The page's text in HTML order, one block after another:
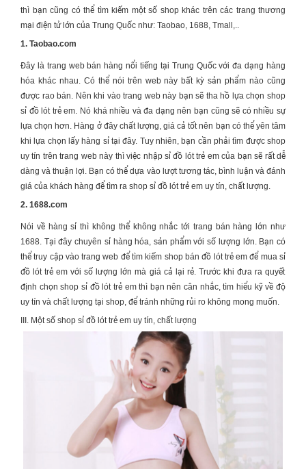
thì bạn cũng có thể tìm kiếm một số shop khác trên các trang thương
mại điện tử lớn của Trung Quốc như: Taobao, 1688, Tmall,..
1. Taobao.com
Đây là trang web bán hàng nổi tiếng tại Trung Quốc với đa dạng hàng
hóa khác nhau. Có thể nói trên web này bất kỳ sản phẩm nào cũng
được rao bán. Nên khi vào trang web này bạn sẽ tha hồ lựa chọn shop
sỉ đồ lót trẻ em. Nó khá nhiều và đa dạng nên bạn cũng sẽ có nhiều sự
lựa chọn hơn. Hàng ở đây chất lượng, giá cả tốt nên bạn có thể yên tâm
khi lựa chọn lấy hàng sỉ tại đây. Tuy nhiên, bạn cần phải tìm được shop
uy tín trên trang web này thì việc nhập sỉđồ lót trẻ emcủa bạn sẽ rất dễ
dàng và thuận lợi. Bạn có thể dựa vào lượt tương tác, bình luận và đánh
giá của khách hàng để tìm ra shop sỉ đồ lót trẻ em uy tín, chất lượng.
2. 1688.com
Nói về hàng sỉ thì không thể không nhắc tới trang bán hàng lớn như
1688. Tại đây chuyên sỉ hàng hóa, sản phẩm với số lượng lớn. Bạn có
thể truy cập vào trang web để tìm kiếm shop bánđồ lót trẻ em để mua sỉ
đồ lót trẻ em với số lượng lớn mà giá cả lại rẻ. Trước khi đưa ra quyết
định chọn shop sỉ đồ lót trẻ emthì bạn nên cân nhắc, tìm hiểu kỹ về độ
uy tín và chất lượng tại shop, để tránh những rủi ro không mong muốn.
III. Một số shop sỉ đồ lót trẻ em uy tín, chất lượng